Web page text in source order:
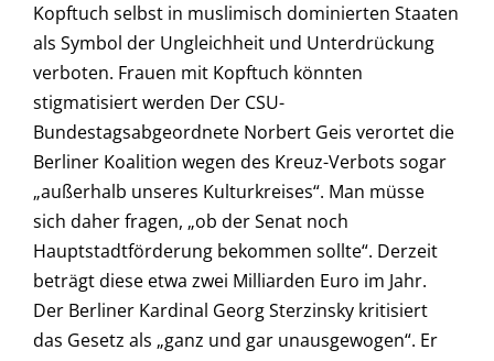
Kopftuch selbst in muslimisch dominierten Staaten
als Symbol der Ungleichheit und Unterdrückung
verboten. Frauen mit Kopftuch könnten
stigmatisiert werden Der CSU-
Bundestagsabgeordnete Norbert Geis verortet die
Berliner Koalition wegen des Kreuz-Verbots sogar
„außerhalb unseres Kulturkreises“. Man müsse
sich daher fragen, „ob der Senat noch
Hauptstadtförderung bekommen sollte“. Derzeit
beträgt diese etwa zwei Milliarden Euro im Jahr.
Der Berliner Kardinal Georg Sterzinsky kritisiert
das Gesetz als „ganz und gar unausgewogen“. Er